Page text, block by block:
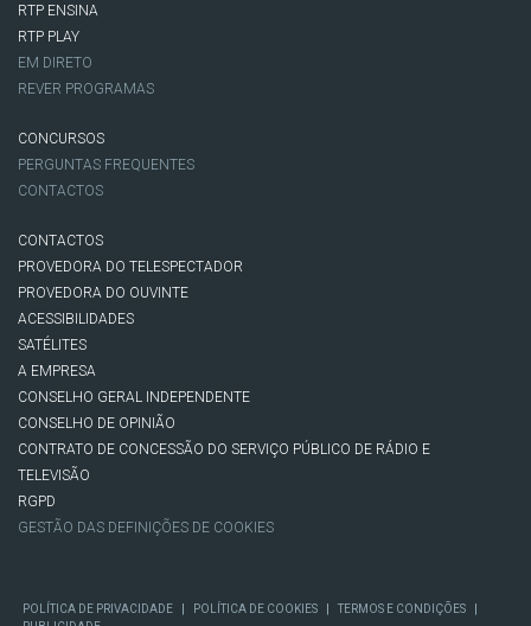
RTP ENSINA
RTP PLAY
EM DIRETO
REVER PROGRAMAS
CONCURSOS
PERGUNTAS FREQUENTES
CONTACTOS
CONTACTOS
PROVEDORA DO TELESPECTADOR
PROVEDORA DO OUVINTE
ACESSIBILIDADES
SATÉLITES
A EMPRESA
CONSELHO GERAL INDEPENDENTE
CONSELHO DE OPINIÃO
CONTRATO DE CONCESSÃO DO SERVIÇO PÚBLICO DE RÁDIO E
TELEVISÃO
RGPD
GESTÃO DAS DEFINIÇÕES DE COOKIES
POLÍTICA DE PRIVACIDADE | POLÍTICA DE COOKIES | TERMOS E CONDIÇÕES |